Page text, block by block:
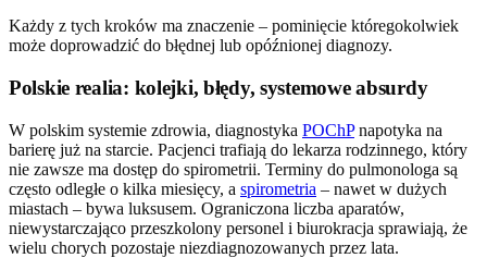
Każdy z tych kroków ma znaczenie – pominięcie któregokolwiek
może doprowadzić do błędnej lub opóźnionej diagnozy.
Polskie realia: kolejki, błędy, systemowe absurdy
W polskim systemie zdrowia, diagnostyka POChPnapotyka na
barierę już na starcie. Pacjenci trafiają do lekarza rodzinnego, który
nie zawsze ma dostęp do spirometrii. Terminy do pulmonologa są
często odległe o kilka miesięcy, a spirometria – nawet w dużych
miastach – bywa luksusem. Ograniczona liczba aparatów,
niewystarczająco przeszkolony personel i biurokracja sprawiają, że
wielu chorych pozostaje niezdiagnozowanych przez lata.